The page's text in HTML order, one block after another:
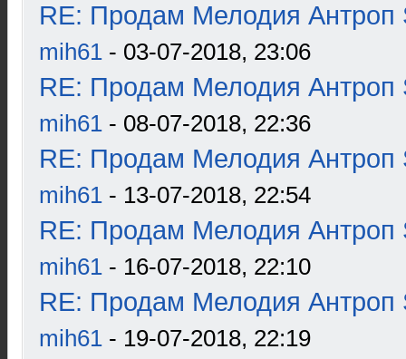
RE: Продам Мелодия Антроп
mih61 - 03-07-2018, 23:06
RE: Продам Мелодия Антроп
mih61 - 08-07-2018, 22:36
RE: Продам Мелодия Антроп
mih61 - 13-07-2018, 22:54
RE: Продам Мелодия Антроп
mih61 - 16-07-2018, 22:10
RE: Продам Мелодия Антроп
mih61 - 19-07-2018, 22:19